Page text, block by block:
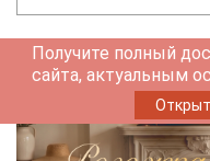
Получите полный
сайта, актуальным